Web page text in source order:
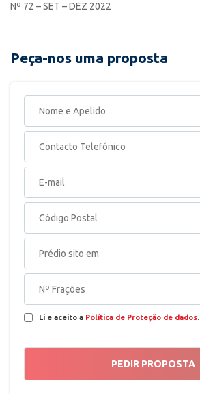
Nº 72 – SET – DEZ 2022
Peça-nos uma proposta
Li e aceito a Política de Proteção de dados.